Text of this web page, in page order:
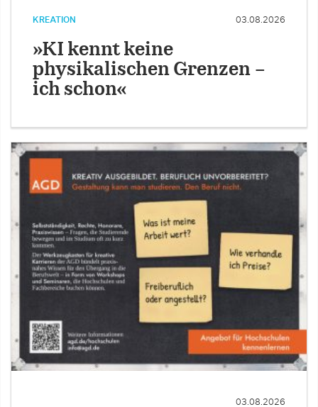
KREATION 03.08.2026
»KI kennt keine
physikalischen Grenzen –
ich schon«
03.08.2026